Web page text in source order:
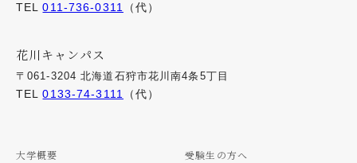
TEL011-736-0311 （代）
花川キャンパス
〒061-3204 北海道石狩市花川南4条5丁目
TEL0133-74-3111 （代）
大学概要
受験生の方へ